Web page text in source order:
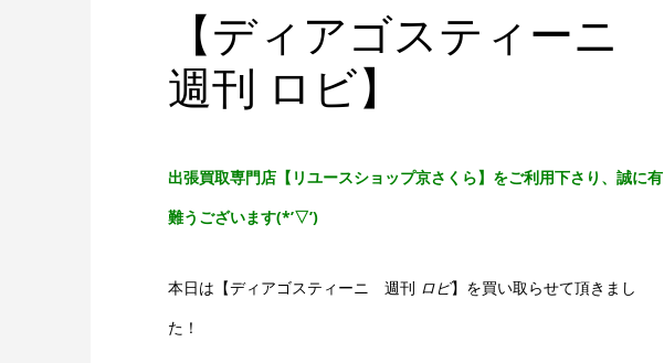
【ディアゴスティーニ
週刊 ロビ】
出張買取専門店【リユースショップ京さくら】をご利用下さり、誠に有
難うございます(*’▽’)
本日は【ディアゴスティーニ 週刊 ロビ】を買い取らせて頂きまし
た！